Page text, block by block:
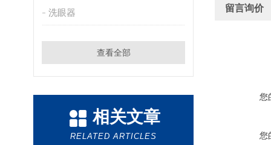
洗眼器
查看全部
相关文章
RELATED ARTICLES
留言询价
您
您